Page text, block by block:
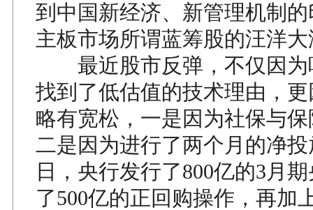
到中国新经济、新管理机制
主板市场所谓蓝筹股的汪洋
最近股市反弹，不仅因为
找到了低估值的技术理由，
略有宽松，一是因为社保与
二是因为进行了两个月的净投
日，央行发行了800亿的3月
了500亿的正回购操作，再加